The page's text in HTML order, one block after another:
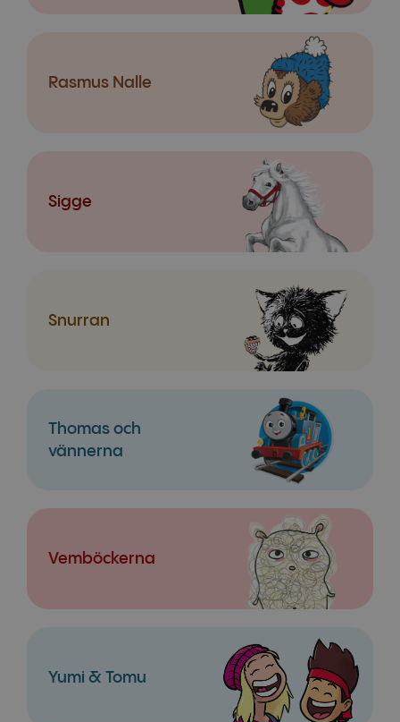
Rasmus Nalle
Sigge
Snurran
Thomas och
vännerna
Vemböckerna
Yumi & Tomu